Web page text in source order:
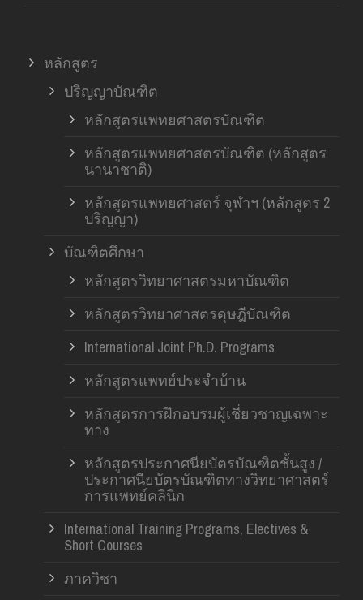
หลักสูตร
ปริญญาบัณฑิต
หลักสูตรแพทยศาสตรบัณฑิต
หลักสูตรแพทยศาสตรบัณฑิต (หลักสูตร
นานาชาติ)
หลักสูตรแพทยศาสตร์ จุฬาฯ (หลักสูตร 2
ปริญญา)
บัณฑิตศึกษา
หลักสูตรวิทยาศาสตรมหาบัณฑิต
หลักสูตรวิทยาศาสตรดุษฎีบัณฑิต
International Joint Ph.D. Programs
หลักสูตรแพทย์ประจำบ้าน
หลักสูตรการฝึกอบรมผู้เชี่ยวชาญเฉพาะ
ทาง
หลักสูตรประกาศนียบัตรบัณฑิตชั้นสูง /
ประกาศนียบัตรบัณฑิตทางวิทยาศาสตร์
การแพทย์คลินิก
International Training Programs, Electives &
Short Courses
ภาควิชา